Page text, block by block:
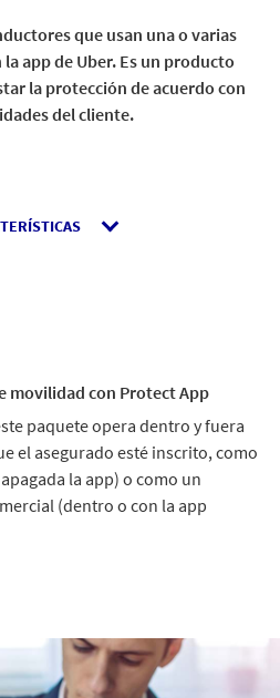
que usan una o varias
app de Uber. Es un producto
la protección de acuerdo con
del cliente.
movilidad con Protect App
paquete opera dentro y fuera
el asegurado esté inscrito, como
la app) o como un
(dentro o con la app